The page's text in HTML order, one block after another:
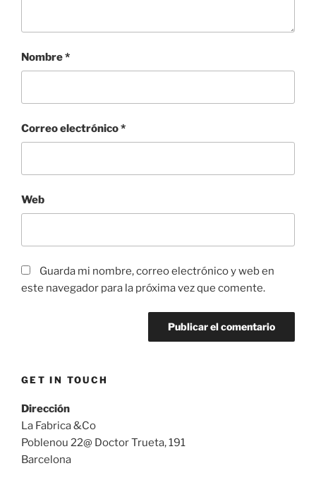
Nombre*
Correo electrónico*
Web
Guarda mi nombre, correo electrónico y web en
este navegador para la próxima vez que comente.
GET IN TOUCH
Dirección
La Fabrica &Co
Poblenou 22@ Doctor Trueta, 191
Barcelona